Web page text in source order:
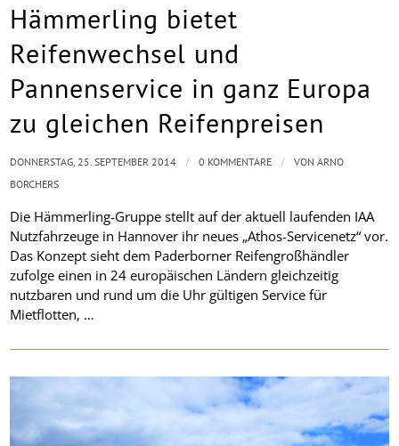
Hämmerling bietet
Reifenwechsel und
Pannenservice in ganz Europa
zu gleichen Reifenpreisen
Die Hämmerling-Gruppe stellt auf der aktuell laufenden IAA
Nutzfahrzeuge in Hannover ihr neues „Athos-Servicenetz“ vor.
Das Konzept sieht dem Paderborner Reifengroßhändler
zufolge einen in 24 europäischen Ländern gleichzeitig
nutzbaren und rund um die Uhr gültigen Service für
Mietflotten, …
DONNERSTAG, 25. SEPTEMBER 2014 / 0 KOMMENTARE / VONARNO
BORCHERS